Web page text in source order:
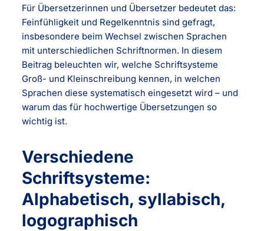
Für Übersetzerinnen und Übersetzer bedeutet das:
Feinfühligkeit und Regelkenntnis sind gefragt,
insbesondere beim Wechsel zwischen Sprachen
mit unterschiedlichen Schriftnormen. In diesem
Beitrag beleuchten wir, welche Schriftsysteme
Groß- und Kleinschreibung kennen, in welchen
Sprachen diese systematisch eingesetzt wird – und
warum das für hochwertige Übersetzungen so
wichtig ist.
Verschiedene
Schriftsysteme:
Alphabetisch, syllabisch,
logographisch